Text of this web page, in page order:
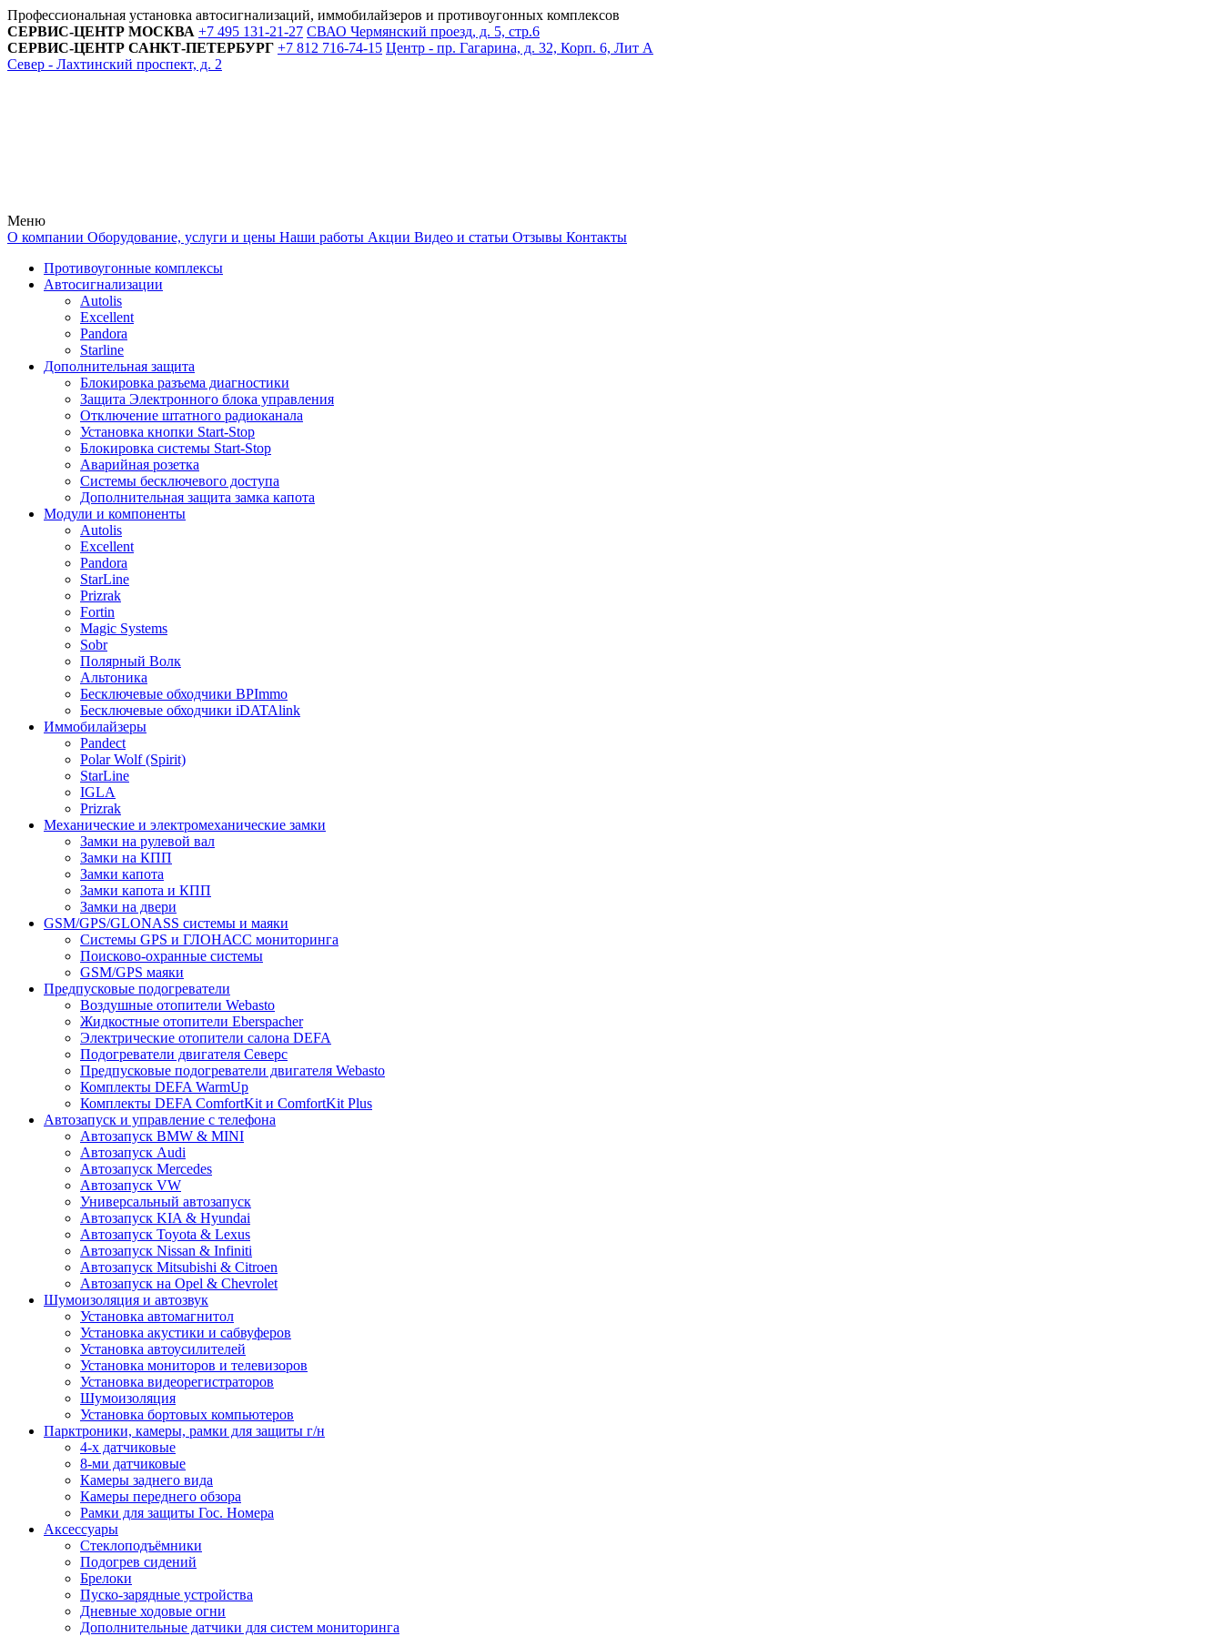
Профессиональная установка автосигнализаций, иммобилайзеров и противоугонных комплексов
СЕРВИС-ЦЕНТР МОСКВА +7 495 131-21-27 СВАО Чермянский проезд, д. 5, стр.6
СЕРВИС-ЦЕНТР САНКТ-ПЕТЕРБУРГ +7 812 716-74-15 Центр - пр. Гагарина, д. 32, Корп. 6, Лит А
Север - Лахтинский проспект, д. 2
Меню
О компании Оборудование, услуги и цены Наши работы Акции Видео и статьи Отзывы Контакты
Противоугонные комплексы
Автосигнализации
Autolis
Excellent
Pandora
Starline
Дополнительная защита
Блокировка разъема диагностики
Защита Электронного блока управления
Отключение штатного радиоканала
Установка кнопки Start-Stop
Блокировка системы Start-Stop
Аварийная розетка
Системы бесключевого доступа
Дополнительная защита замка капота
Модули и компоненты
Autolis
Excellent
Pandora
StarLine
Prizrak
Fortin
Magic Systems
Sobr
Полярный Волк
Альтоника
Бесключевые обходчики BPImmo
Бесключевые обходчики iDATAlink
Иммобилайзеры
Pandect
Polar Wolf (Spirit)
StarLine
IGLA
Prizrak
Механические и электромеханические замки
Замки на рулевой вал
Замки на КПП
Замки капота
Замки капота и КПП
Замки на двери
GSM/GPS/GLONASS системы и маяки
Системы GPS и ГЛОНАСС мониторинга
Поисково-охранные системы
GSM/GPS маяки
Предпусковые подогреватели
Воздушные отопители Webasto
Жидкостные отопители Eberspacher
Электрические отопители салона DEFA
Подогреватели двигателя Северс
Предпусковые подогреватели двигателя Webasto
Комплекты DEFA WarmUp
Комплекты DEFA ComfortKit и ComfortKit Plus
Автозапуск и управление с телефона
Автозапуск BMW & MINI
Автозапуск Audi
Автозапуск Mercedes
Автозапуск VW
Универсальный автозапуск
Автозапуск KIA & Hyundai
Автозапуск Toyota & Lexus
Автозапуск Nissan & Infiniti
Автозапуск Mitsubishi & Citroen
Автозапуск на Opel & Chevrolet
Шумоизоляция и автозвук
Установка автомагнитол
Установка акустики и сабвуферов
Установка автоусилителей
Установка мониторов и телевизоров
Установка видеорегистраторов
Шумоизоляция
Установка бортовых компьютеров
Парктроники, камеры, рамки для защиты г/н
4-х датчиковые
8-ми датчиковые
Камеры заднего вида
Камеры переднего обзора
Рамки для защиты Гос. Номера
Аксессуары
Стеклоподъёмники
Подогрев сидений
Брелоки
Пуско-зарядные устройства
Дневные ходовые огни
Дополнительные датчики для систем мониторинга